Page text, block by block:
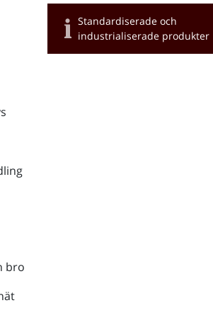
bro
Standardiserade och
industrialiserade produkter